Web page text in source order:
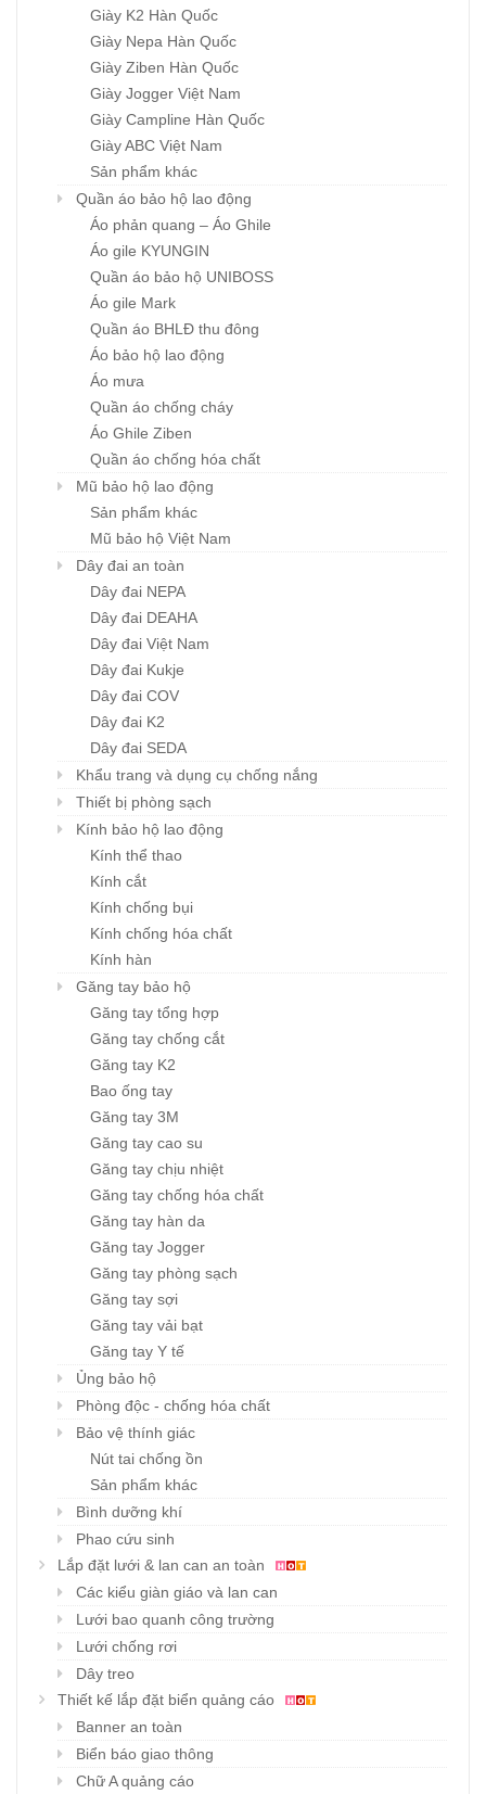
Giày K2 Hàn Quốc
Giày Nepa Hàn Quốc
Giày Ziben Hàn Quốc
Giày Jogger Việt Nam
Giày Campline Hàn Quốc
Giày ABC Việt Nam
Sản phẩm khác
Quần áo bảo hộ lao động
Áo phản quang – Áo Ghile
Áo gile KYUNGIN
Quần áo bảo hộ UNIBOSS
Áo gile Mark
Quần áo BHLĐ thu đông
Áo bảo hộ lao động
Áo mưa
Quần áo chống cháy
Áo Ghile Ziben
Quần áo chống hóa chất
Mũ bảo hộ lao động
Sản phẩm khác
Mũ bảo hộ Việt Nam
Dây đai an toàn
Dây đai NEPA
Dây đai DEAHA
Dây đai Việt Nam
Dây đai Kukje
Dây đai COV
Dây đai K2
Dây đai SEDA
Khẩu trang và dụng cụ chống nắng
Thiết bị phòng sạch
Kính bảo hộ lao động
Kính thể thao
Kính cắt
Kính chống bụi
Kính chống hóa chất
Kính hàn
Găng tay bảo hộ
Găng tay tổng hợp
Găng tay chống cắt
Găng tay K2
Bao ống tay
Găng tay 3M
Găng tay cao su
Găng tay chịu nhiệt
Găng tay chống hóa chất
Găng tay hàn da
Găng tay Jogger
Găng tay phòng sạch
Găng tay sợi
Găng tay vải bạt
Găng tay Y tế
Ủng bảo hộ
Phòng độc - chống hóa chất
Bảo vệ thính giác
Nút tai chống ồn
Sản phẩm khác
Bình dưỡng khí
Phao cứu sinh
Lắp đặt lưới & lan can an toàn
Các kiểu giàn giáo và lan can
Lưới bao quanh công trường
Lưới chống rơi
Dây treo
Thiết kế lắp đặt biển quảng cáo
Banner an toàn
Biển báo giao thông
Chữ A quảng cáo